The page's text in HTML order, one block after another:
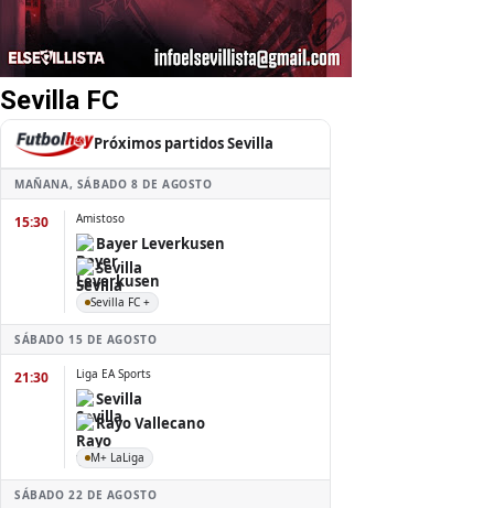
Sevilla FC